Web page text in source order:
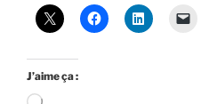
J’aime ça :
Chargement…